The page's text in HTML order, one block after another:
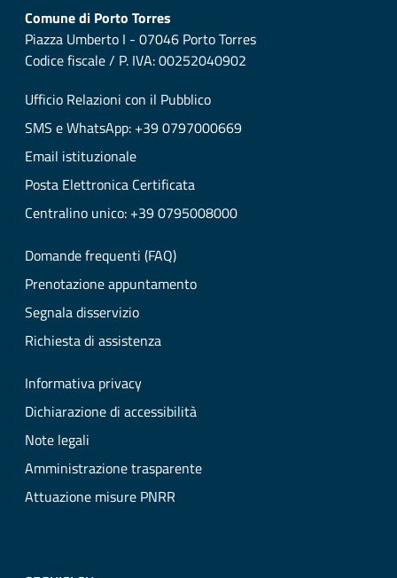
Comune di Porto Torres
Piazza Umberto I - 07046 Porto Torres
Codice fiscale / P. IVA: 00252040902
Ufficio Relazioni con il Pubblico
SMS e WhatsApp: +39 0797000669
Email istituzionale
Posta Elettronica Certificata
Centralino unico: +39 0795008000
Domande frequenti (FAQ)
Prenotazione appuntamento
Segnala disservizio
Richiesta di assistenza
Informativa privacy
Dichiarazione di accessibilità
Note legali
Amministrazione trasparente
Attuazione misure PNRR